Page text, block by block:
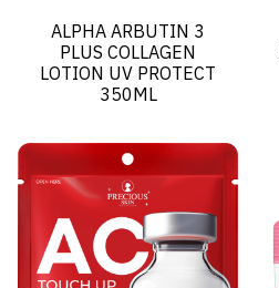
ALPHA ARBUTIN 3
PLUS COLLAGEN
LOTION UV PROTECT
350ML